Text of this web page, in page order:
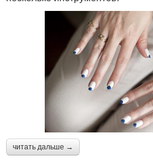
читать дальше →